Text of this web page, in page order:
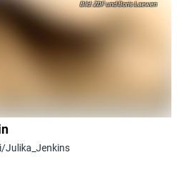
ZDF und Boris Laewen
Julika_Jenkins